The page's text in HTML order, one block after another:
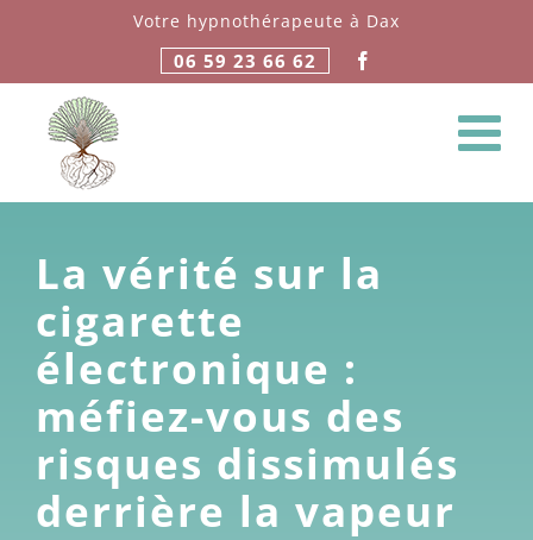
contenu
Votre hypnothérapeute à Dax
06 59 23 66 62
La vérité sur la
cigarette
électronique :
méfiez-vous des
risques dissimulés
derrière la vapeur